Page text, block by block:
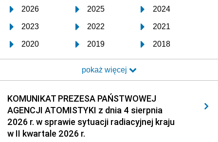
2026 2025 2024
2023 2022 2021
2020 2019 2018
2017 2016 2015
2014 2013 2012
2011 2010 2009
2008 2007 2006
2005
pokaż więcej
KOMUNIKAT PREZESA PAŃSTWOWEJ
AGENCJI ATOMISTYKI z dnia 4 sierpnia
2026 r. w sprawie sytuacji radiacyjnej kraju
w II kwartale 2026 r.